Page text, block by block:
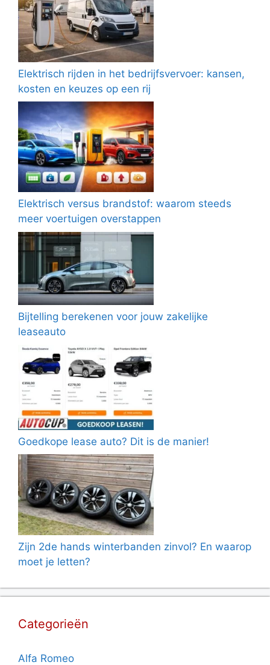
Elektrisch rijden in het bedrijfsvervoer: kansen,
kosten en keuzes op een rij
Elektrisch versus brandstof: waarom steeds
meer voertuigen overstappen
Bijtelling berekenen voor jouw zakelijke
leaseauto
Goedkope lease auto? Dit is de manier!
Zijn 2de hands winterbanden zinvol? En waarop
moet je letten?
Categorieën
Alfa Romeo